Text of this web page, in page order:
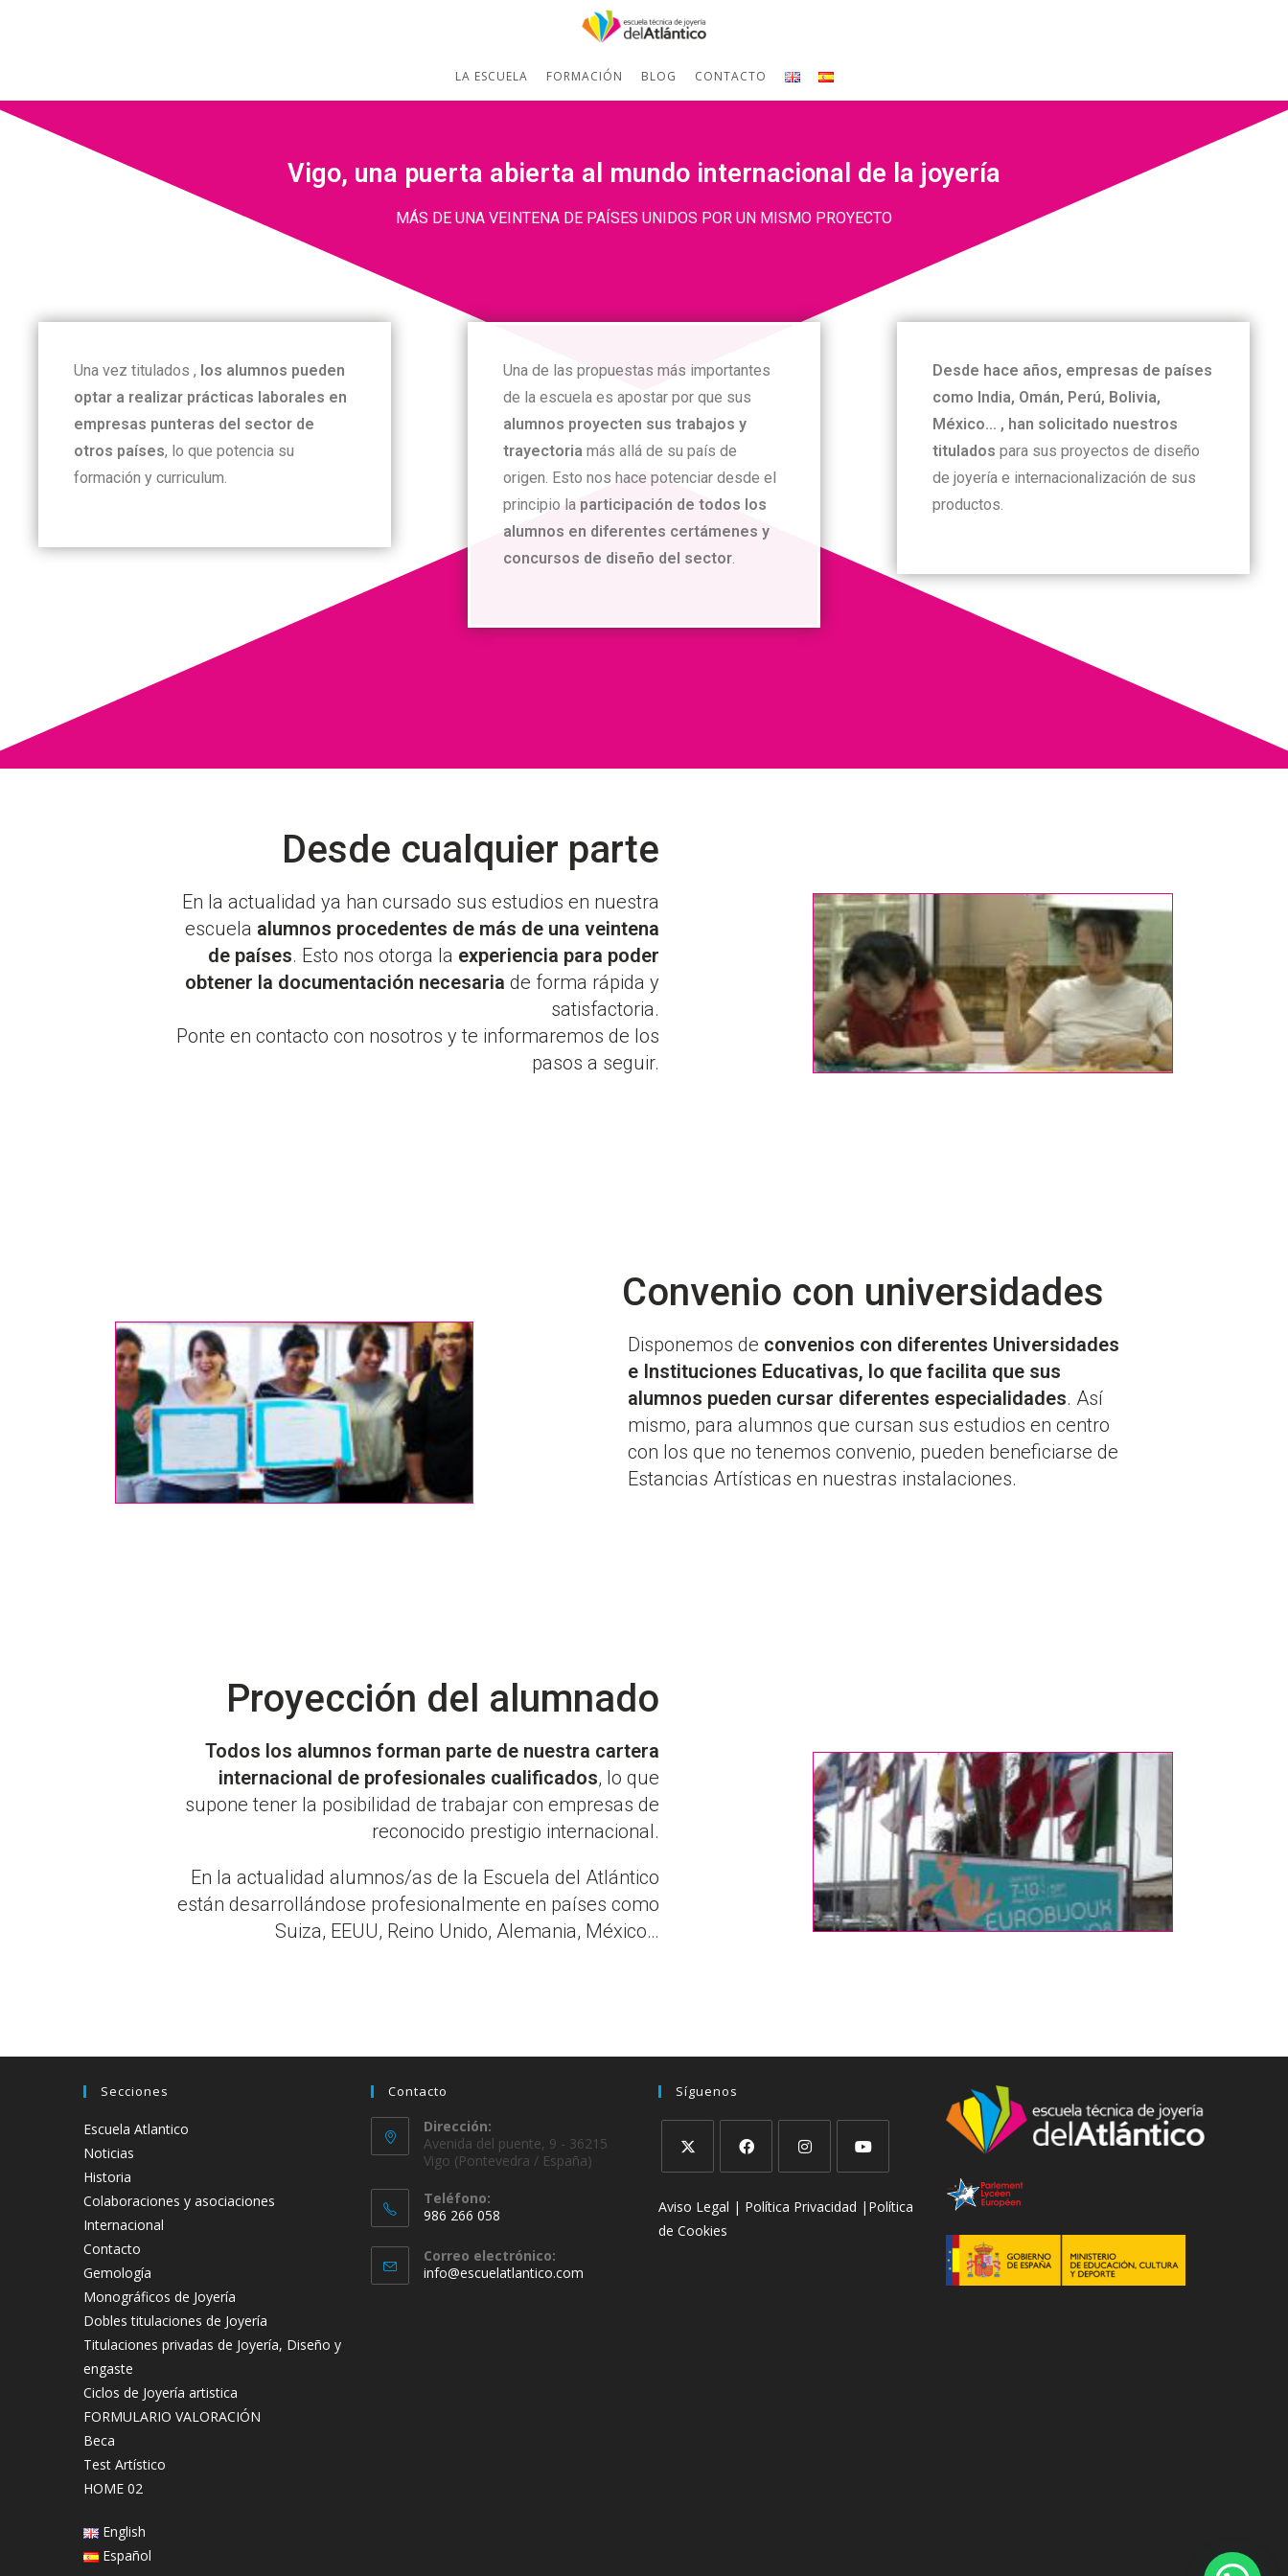
LA ESCUELA FORMACIÓN BLOG CONTACTO
Vigo, una puerta abierta al mundo internacional de la joyería
MÁS DE UNA VEINTENA DE PAÍSES UNIDOS POR UN MISMO PROYECTO
Una vez titulados , los alumnos pueden
optar a realizar prácticas laborales en
empresas punteras del sector de
otros países, lo que potencia su
formación y curriculum.
Una de las propuestas más importantes
de la escuela es apostar por que sus
alumnos proyecten sus trabajos y
trayectoria más allá de su país de
origen. Esto nos hace potenciar desde el
principio la participación de todos los
alumnos en diferentes certámenes y
concursos de diseño del sector.
Desde hace años, empresas de países
como India, Omán, Perú, Bolivia,
México… , han solicitado nuestros
titulados para sus proyectos de diseño
de joyería e internacionalización de sus
productos.
Desde cualquier parte
En la actualidad ya han cursado sus estudios en nuestra
escuela alumnos procedentes de más de una veintena
de países. Esto nos otorga la experiencia para poder
obtener la documentación necesaria de forma rápida y
satisfactoria.
Ponte en contacto con nosotros y te informaremos de los
pasos a seguir.
Convenio con universidades
Disponemos de convenios con diferentes Universidades
e Instituciones Educativas, lo que facilita que sus
alumnos pueden cursar diferentes especialidades. Así
mismo, para alumnos que cursan sus estudios en centro
con los que no tenemos convenio, pueden beneficiarse de
Estancias Artísticas en nuestras instalaciones.
Proyección del alumnado
Todos los alumnos forman parte de nuestra cartera
internacional de profesionales cualificados, lo que
supone tener la posibilidad de trabajar con empresas de
reconocido prestigio internacional.
En la actualidad alumnos/as de la Escuela del Atlántico
están desarrollándose profesionalmente en países como
Suiza, EEUU, Reino Unido, Alemania, México…
Secciones
Escuela Atlantico
Noticias
Historia
Colaboraciones y asociaciones
Internacional
Contacto
Gemología
Monográficos de Joyería
Dobles titulaciones de Joyería
Titulaciones privadas de Joyería, Diseño y
engaste
Ciclos de Joyería artistica
FORMULARIO VALORACIÓN
Beca
Test Artístico
HOME 02
English
Español
Contacto
Dirección:
Avenida del puente, 9 - 36215
Vigo (Pontevedra / España)
Teléfono:
986 266 058
Correo electrónico:
info@escuelatlantico.com
Síguenos
Aviso Legal | Política Privacidad | Política
de Cookies